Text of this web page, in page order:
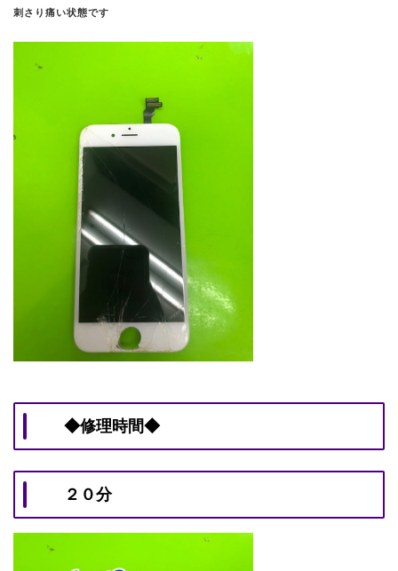
刺さり痛い状態です
◆修理時間◆
２０分